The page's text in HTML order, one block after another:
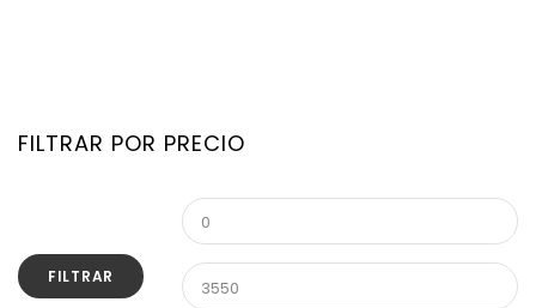
FILTRAR POR PRECIO
FILTRAR